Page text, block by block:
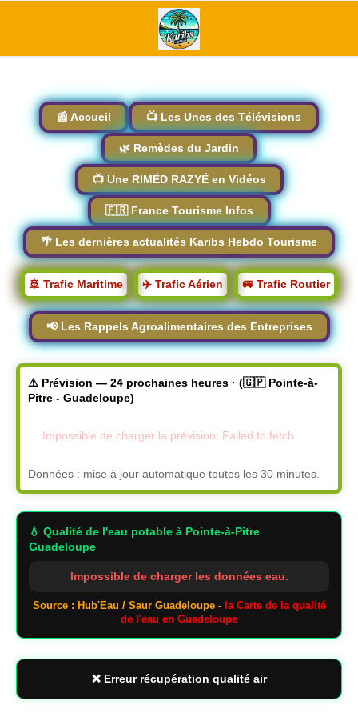
📰 Accueil 📺 Les Unes des Télévisions
🌿 Remèdes du Jardin
📺 Une RIMÉD RAZYÉ en Vidéos
🇫🇷 France Tourisme Infos
🌴 Les dernières actualités Karibs Hebdo Tourisme
🚢 Trafic Maritime ✈️ Trafic Aérien 🚐 Trafic Routier
📢 Les Rappels Agroalimentaires des Entreprises
⚠️ Prévision — 24 prochaines heures · (🇬🇵 Pointe-à-
Pitre - Guadeloupe)
Impossible de charger la prévision: Failed to fetch
Données : mise à jour automatique toutes les 30 minutes.
💧 Qualité de l'eau potable à Pointe-à-Pitre
Guadeloupe
Impossible de charger les données eau.
Source : Hub'Eau / Saur Guadeloupe - la Carte de la qualité
de l'eau en Guadeloupe
❌ Erreur récupération qualité air